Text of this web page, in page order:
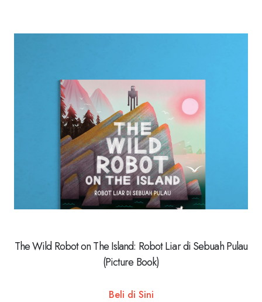
The Wild Robot on The Island: Robot Liar di Sebuah Pulau
(Picture Book)
Beli di Sini